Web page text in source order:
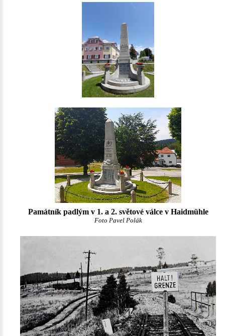
Památník padlým v 1. a 2. světové válce v Haidmühle
Foto Pavel Polák